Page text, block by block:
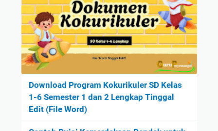
Download Program Kokurikuler SD Kelas
1-6 Semester 1 dan 2 Lengkap Tinggal
Edit (File Word)